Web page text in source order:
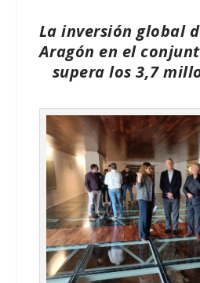
La inversión global
Aragón en el
supera los 3,7